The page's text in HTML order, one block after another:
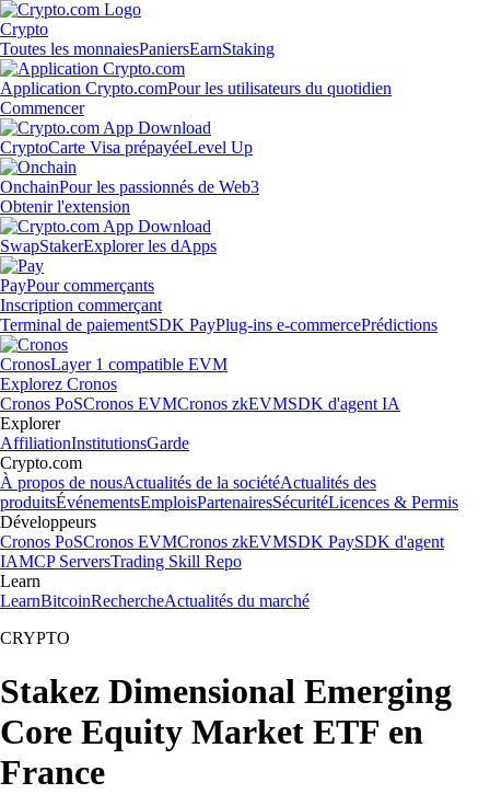
Crypto
Toutes les monnaiesPaniersEarnStaking
Application Crypto.comPour les utilisateurs du quotidien
Commencer
CryptoCarte Visa prépayéeLevel Up
OnchainPour les passionnés de Web3
Obtenir l'extension
SwapStakerExplorer les dApps
PayPour commerçants
Inscription commerçant
Terminal de paiementSDK PayPlug-ins e-commercePrédictions
CronosLayer 1 compatible EVM
Explorez Cronos
Cronos PoSCronos EVMCronos zkEVMSDK d'agent IA
Explorer
AffiliationInstitutionsGarde
Crypto.com
À propos de nousActualités de la sociétéActualités des
produitsÉvénementsEmploisPartenairesSécuritéLicences & Permis
Développeurs
Cronos PoSCronos EVMCronos zkEVMSDK PaySDK d'agent
IAMCP ServersTrading Skill Repo
Learn
LearnBitcoinRechercheActualités du marché
CRYPTO
Stakez Dimensional Emerging
Core Equity Market ETF en
France